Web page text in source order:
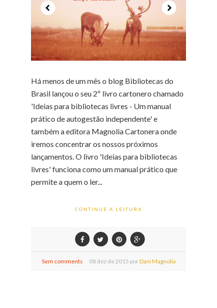
Há menos de um mês o blog Bibliotecas do
Brasil lançou o seu 2º livro cartonero chamado
'Ideias para bibliotecas livres - Um manual
prático de autogestão independente' e
também a editora Magnolia Cartonera onde
iremos concentrar os nossos próximos
lançamentos. O livro 'Ideias para bibliotecas
livres' funciona como um manual prático que
permite a quem o ler...
CONTINUE A LEITURA
Sem comments 08 dez de2015 porDani Magnolia